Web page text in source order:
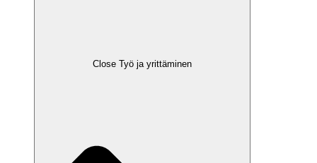
Close Työ ja yrittäminen